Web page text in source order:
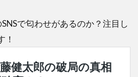
で匂わせがあるのか？注目し
！